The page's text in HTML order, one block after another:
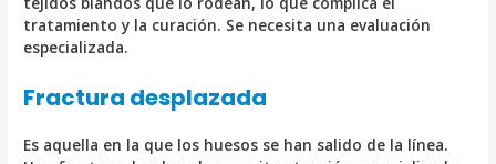
tratamiento y la curación. Se necesita una evaluación
especializada.
Fractura desplazada
Es aquella en la que los huesos se han salido de la línea.